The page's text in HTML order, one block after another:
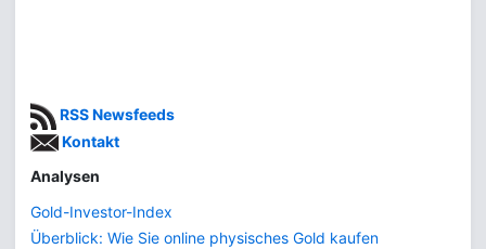
RSS Newsfeeds
Kontakt
Analysen
Gold-Investor-Index
Überblick: Wie Sie online physisches Gold kaufen